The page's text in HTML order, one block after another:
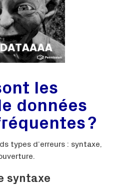
les
données
?
types d’erreurs : syntaxe,
syntaxe